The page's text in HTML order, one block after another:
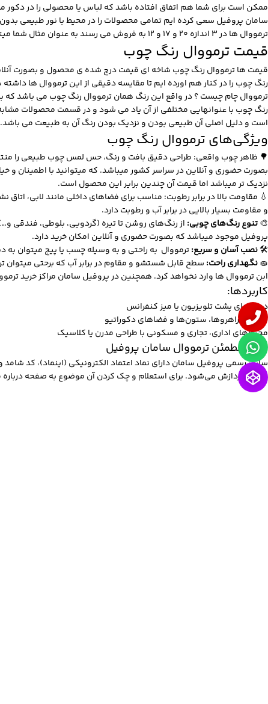
ممکن است برای شما هم اتفاق افتاده باشد که لباس یا محصولی را در دکور
سامان پروفیل سعی کرده ایم تمامی محصولات را در محیط با نور طبیعی
ترمووال ها در 3 اندازه 20 و 17 و 12 به فروش می رسند به عنوان مثال شما میتوانید
قیمت ترمووال رنگ چوب
قیمت ها ترمووال رنگ چوب شاخه ای قیمت درج شده ی محصول و بصورت
رنگ چوب را در کنار هم اورده ایم تا مقایسه دقیقی از این ترمووال ها
ترمووال چام چیست ؟ در واقع این رنگ همان ترمووال رنگ چوب می باشد
رنگ چوب با عنوانهایی مختلفی از آن یاد می شود و در قسمت محصولات
است و دلیل اصلی آن طبیعی بودن و نزدیک بودن رنگ آن به طبیعت می باشد.
ویژگی‌های ترمووال رنگ چوب
🌳 ظاهر چوب واقعی: طراحی دقیق بافت و رنگ، حس لمس چوب طبیعی را
بصورت حضوری و آنلاین در سراسر کشور میباشد. که میتوانید با اطمینان
نزدیک تر میباشد اما قیمت آن چندین برایر این محصول است.
💧 مقاومت بالا در برابر رطوبت: مناسب برای فضاهای داخلی مانند
و مقاومت بسیار بالایی در برابر آب و رطوبت دارد.
🎨تنوع رنگ‌های چوبی:
پروفیل موجود میباشد که بصورت حضوری و آنلاین امکان خرید دارد.
🛠نصب آسان و سریع:ترمووال به راحتی و به وسیله چسب یا پیج میتوان به
🧽نگهداری راحت: سطح قابل شستشو و مقاوم در برابر آب که برحتی
ابن ترمووال ها وارد نخواهد کرد. همچنین در پروفیل سامان مراکز خرید
کاربردها:
دیوارهای پشت تلویزیون یا میز کنفرانس
پوشش راهروها، ستون‌ها و فضاهای دکوراتیو
محیط‌های اداری، تجاری و مسکونی با طراحی مدرن یا کلاسیک
خرید مطمئن ترمووال سامان پروفیل
سایت رسمی پروفیل سامان دارای نماد اعتماد الکترونیکی (اینماد)، کد
امنیت پردازش می‌شود. برای استعلام و چک کردن آن موضوع به صفحه درباره